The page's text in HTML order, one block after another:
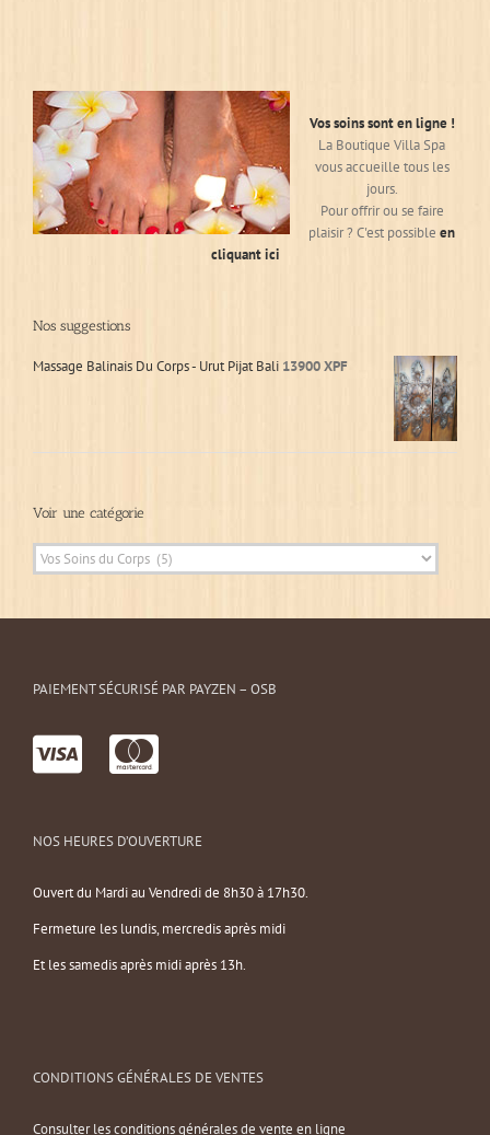
Vos soins sont en ligne !
La Boutique Villa Spa
vous accueille tous les
jours.
Pour offrir ou se faire
plaisir ? C'est possible en
cliquant ici
Nos suggestions
Massage Balinais Du Corps - Urut Pijat Bali 13900XPF
Voir une catégorie
PAIEMENT SÉCURISÉ PAR PAYZEN – OSB
NOS HEURES D’OUVERTURE
Ouvert du Mardi au Vendredi de 8h30 à 17h30.
Fermeture les lundis, mercredis après midi
Et les samedis après midi après 13h.
CONDITIONS GÉNÉRALES DE VENTES
Consulter les conditions générales de vente en ligne